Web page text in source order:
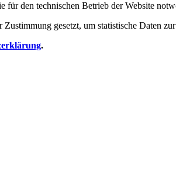
für den technischen Betrieb der Website
gesetzt, um statistische Daten
.